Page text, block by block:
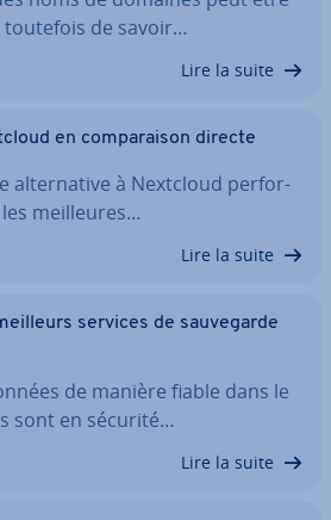
de savoir…
Lire la suite
en com­pa­rai­son directe
al­ter­na­tive à Nextcloud per­for­
meil­leures…
Lire la suite
services de sau­ve­garde
de manière fiable dans le
sont en sécurité…
Lire la suite